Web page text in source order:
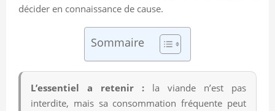
décider en connaissance de cause.
Sommaire
L’essentiel a retenir : la viande n’est pas
interdite, mais sa consommation fréquente peut